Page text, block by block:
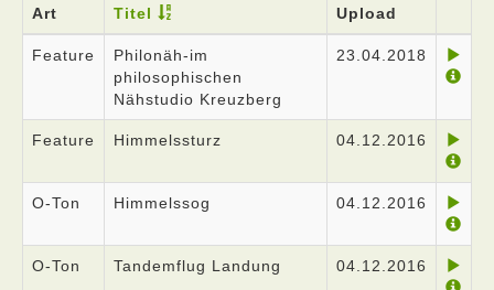
Art
Titel Upload
Feature
Philonäh-im
philosophischen
Nähstudio Kreuzberg
23.04.2018
Feature Himmelssturz 04.12.2016
O-Ton Himmelssog 04.12.2016
O-Ton Tandemflug Landung 04.12.2016